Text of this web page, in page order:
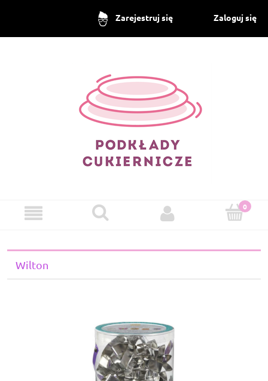
Zarejestruj się Zaloguj się
Wilton